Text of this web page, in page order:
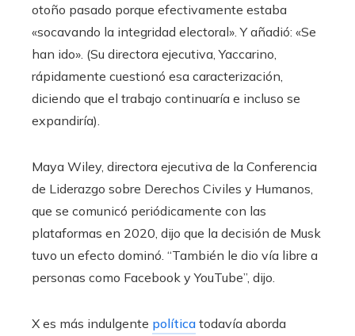
otoño pasado porque efectivamente estaba
«socavando la integridad electoral». Y añadió: «Se
han ido». (Su directora ejecutiva, Yaccarino,
rápidamente cuestionó esa caracterización,
diciendo que el trabajo continuaría e incluso se
expandiría).
Maya Wiley, directora ejecutiva de la Conferencia
de Liderazgo sobre Derechos Civiles y Humanos,
que se comunicó periódicamente con las
plataformas en 2020, dijo que la decisión de Musk
tuvo un efecto dominó. “También le dio vía libre a
personas como Facebook y YouTube”, dijo.
X es más indulgente política todavía aborda